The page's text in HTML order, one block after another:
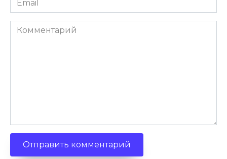
Комментарий